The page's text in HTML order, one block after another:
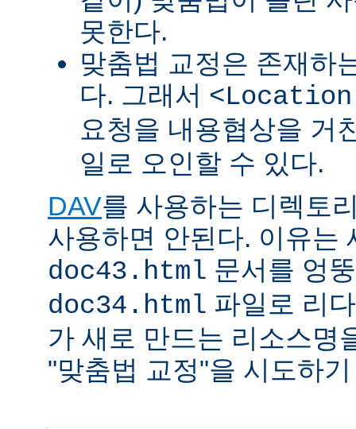
못한다.
맞춤법 교정은 존재하
다. 그래서
요청을 내용협상을 거
일로 오인할 수 있다.
DAV를 사용하는 디렉토
사용하면 안된다. 이유는
doc43.html 문서를 엉
doc34.html 파일로 리
가 새로 만드는 리소스명
"맞춤법 교정"을 시도하